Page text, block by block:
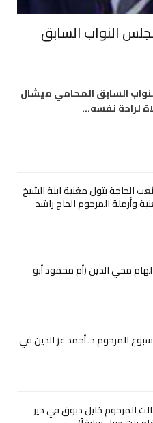
النواب السابق
السابق المحامي ميشال
لراحة نفسه…
الحاجة بتول مغنية ابنة الشيخ
وأرملة المرحوم الحاج راشد
محي الدين (أم محمود أبو
المرحوم د. أحمد عز الدين في
المرحوم خليل دبوق في دير